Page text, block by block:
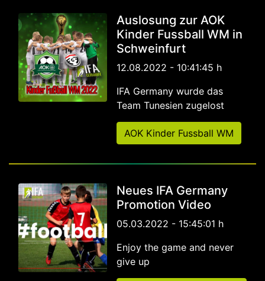
Auslosung zur AOK
Kinder Fussball WM in
Schweinfurt
12.08.2022 - 10:41:45 h
IFA Germany wurde das
Team Tunesien zugelost
AOK Kinder Fussball WM
Neues IFA Germany
Promotion Video
05.03.2022 - 15:45:01 h
Enjoy the game and never
give up